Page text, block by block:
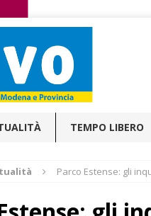
TEMPO LIBERO
Parco Estense: gli